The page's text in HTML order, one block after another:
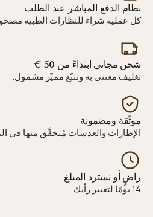
نظام الدفع المباشر عند الطلب
كل عملية شراء للنظارات الطبية
شحن مجاني ابتداءً من 50 €
تغليف معتنى به وتتبّع مميّز مشمول.
موثّقة ومضمونة
الإطارات والعدسات مُتحقَّق منها في
راضٍ أو نسترد المبلغ
14 يومًا لتغيير رأيك.